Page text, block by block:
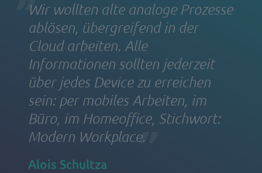
Wir wollten alte analoge Prozesse
ablösen, übergreifend in der
Cloud arbeiten. Alle
Informationen sollten jederzeit
über jedes Device zu erreichen
sein: per mobiles Arbeiten, im
Büro, im Homeoffice, Stichwort:
Modern Workplace.
Alois Schultza